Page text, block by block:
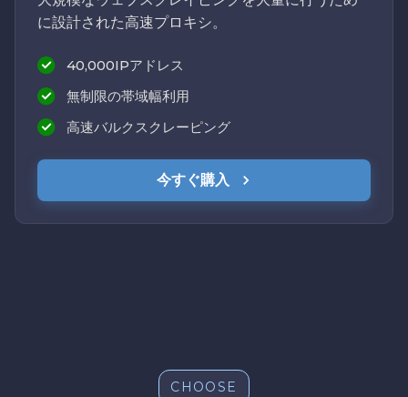
に設計された高速プロキシ。
40,000IPアドレス
無制限の帯域幅利用
高速バルクスクレーピング
今すぐ購入
CHOOSE